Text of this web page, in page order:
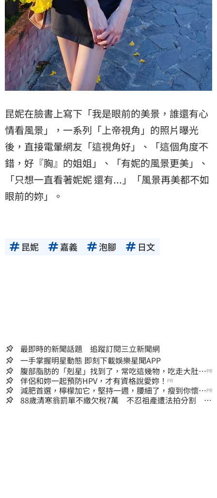
昆妮在臉書上寫下「我是眼前的美景，誰還有心
情看風景」，一系列「上帝視角」的照片曝光
後，直接電暈網友「這視角好」、「這個角度不
錯，好『胸』的姐姐」、「有妮的風景更美」、
「只想一直看著妮妮 還有...」「風景再美都不如
眼前的妳」。
昆妮 嘉義 泡腳 日文
最即時的新聞話題 追蹤訂閱三立新聞網
一手掌握明星動態 即刻下載娛樂星聞APP
腹部脂肪的「剋星」找到了，常吃這幾物，吃走大肚
囊，瘦出小蠻腰
PR
伴侶和妳一起預防HPV，才有資格說愛妳！ PR
減肥首選，檸檬加它，堅持一週，腰細了，瘦到你懷疑
人生
PR
88歲清寒翁罰單不繳欠稅7萬 不忍祖產遭法拍分割 家